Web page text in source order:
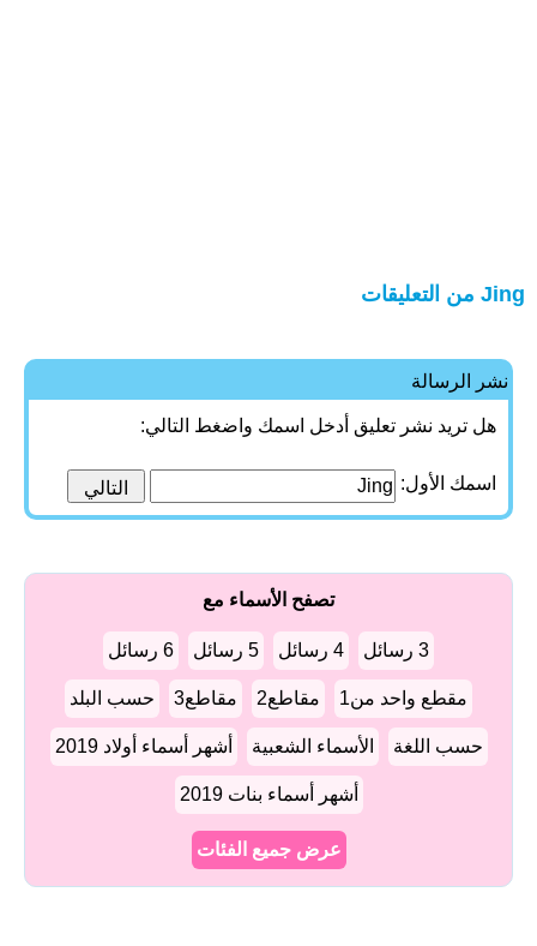
Jing من التعليقات
نشر الرسالة
هل تريد نشر تعليق أدخل اسمك واضغط التالي:
اسمك الأول:
تصفح الأسماء مع
3 رسائل 4 رسائل 5 رسائل 6 رسائل
مقطع واحد من1 مقاطع2 مقاطع3 حسب البلد
حسب اللغة الأسماء الشعبية أشهر أسماء أولاد 2019
أشهر أسماء بنات 2019
عرض جميع الفئات